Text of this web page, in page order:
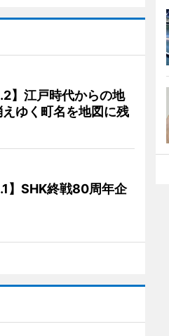
】江戸時代からの地
ゆく町名を地図に残
】SHK終戦80周年企